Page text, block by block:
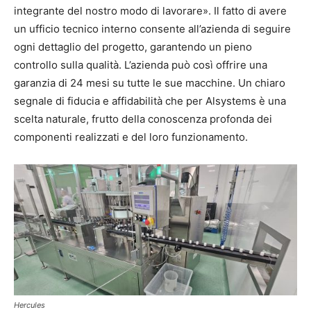
integrante del nostro modo di lavorare». Il fatto di avere
un ufficio tecnico interno consente all’azienda di seguire
ogni dettaglio del progetto, garantendo un pieno
controllo sulla qualità. L’azienda può così offrire una
garanzia di 24 mesi su tutte le sue macchine. Un chiaro
segnale di fiducia e affidabilità che per Alsystems è una
scelta naturale, frutto della conoscenza profonda dei
componenti realizzati e del loro funzionamento.
Hercules